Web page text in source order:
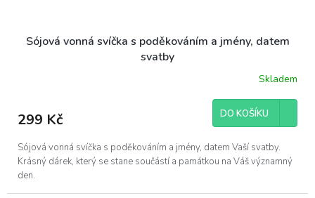
Sójová vonná svíčka s poděkováním a jmény, datem
svatby
Skladem
299 Kč DO KOŠÍKU
Sójová vonná svíčka s poděkováním a jmény, datem Vaší svatby.
Krásný dárek, který se stane součástí a památkou na Váš významný
den.